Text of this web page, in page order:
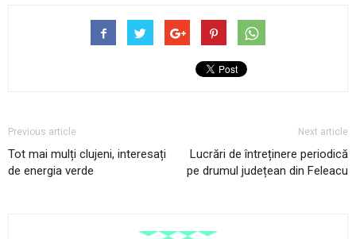
Previous article
Tot mai mulți clujeni, interesați
de energia verde
Next article
Lucrări de întreținere periodică
pe drumul județean din Feleacu